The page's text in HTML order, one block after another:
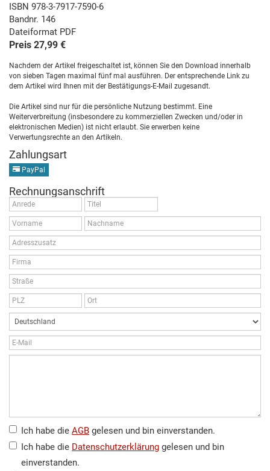
ISBN 978-3-7917-7590-6
Bandnr. 146
Dateiformat PDF
Preis 27,99 €
Nachdem der Artikel freigeschaltet ist, können Sie den Download innerhalb
von sieben Tagen maximal fünf mal ausführen. Der entsprechende Link zu
dem Artikel wird Ihnen mit der Bestätigungs-E-Mail zugesandt.
Die Artikel sind nur für die persönliche Nutzung bestimmt. Eine
Weiterverbreitung (insbesondere zu kommerziellen Zwecken und/oder in
elektronischen Medien) ist nicht erlaubt. Sie erwerben keine
Verwertungsrechte an den Artikeln.
Zahlungsart
PayPal
Rechnungsanschrift
Ich habe die AGB gelesen und bin einverstanden.
Ich habe die Datenschutzerklärung gelesen und bin
einverstanden.